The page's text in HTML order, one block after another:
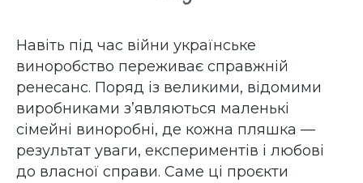
Навіть під час війни українське
виноробство переживає справжній
ренесанс. Поряд із великими, відомими
виробниками з’являються маленькі
сімейні виноробні, де кожна пляшка —
результат уваги, експериментів і любові
до власної справи. Саме ці проєкти